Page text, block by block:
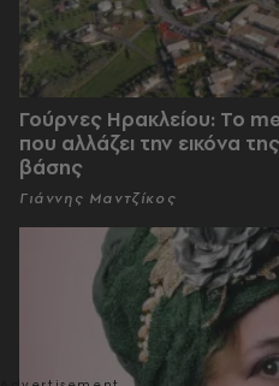
Γούρνες Ηρακλείου: To
που αλλάζει την εικόνα
βάσης
Γιάννης Μαντζίκος